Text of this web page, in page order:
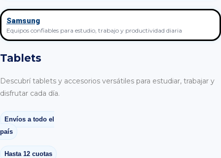
Samsung
Equipos confiables para estudio, trabajo y productividad diaria
Tablets
Descubrí tablets y accesorios versátiles para estudiar, trabajar y
disfrutar cada día.
Envíos a todo el
país
Hasta 12 cuotas